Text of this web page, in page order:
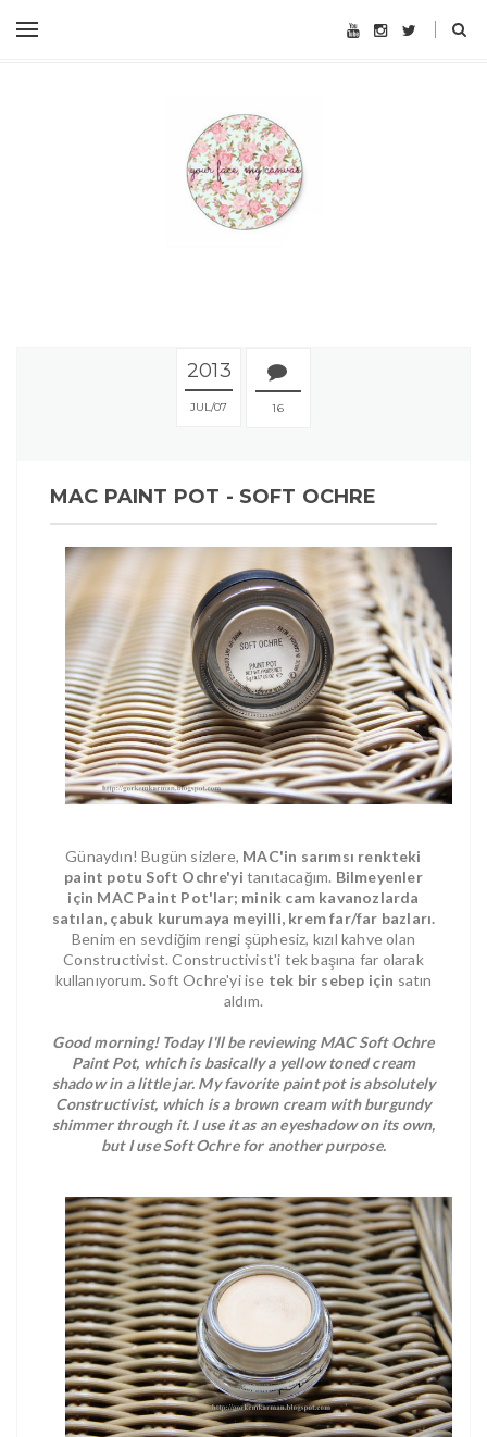
2013
JUL 07 16
MAC PAINT POT - SOFT OCHRE
Günaydın! Bugün sizlere, MAC'in sarımsı renkteki
paint potu Soft Ochre'yi tanıtacağım. Bilmeyenler
için MAC Paint Pot'lar; minik cam kavanozlarda
satılan, çabuk kurumaya meyilli, krem far/far bazları.
Benim en sevdiğim rengi şüphesiz, kızıl kahve olan
Constructivist. Constructivist'i tek başına far olarak
kullanıyorum. Soft Ochre'yi ise tek bir sebep için satın
aldım.
Good morning! Today I'll be reviewing MAC Soft Ochre
Paint Pot, which is basically a yellow toned cream
shadow in a little jar. My favorite paint pot is absolutely
Constructivist, which is a brown cream with burgundy
shimmer through it. I use it as an eyeshadow on its own,
but I use Soft Ochre for another purpose.